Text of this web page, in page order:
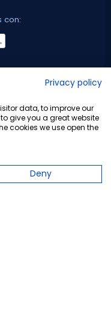
con:
Privacy policy
data, to improve our
give you a great website
cookies we use open the
Deny